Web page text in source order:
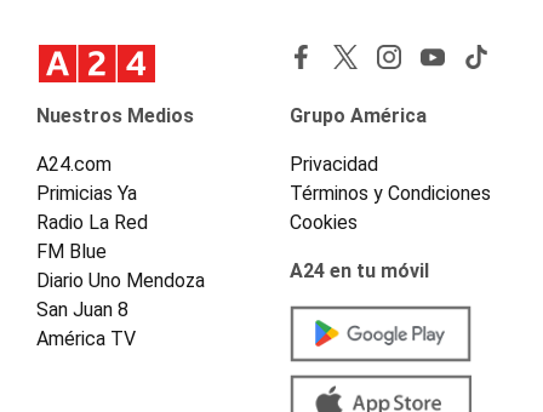
Nuestros Medios
A24.com
Primicias Ya
Radio La Red
FM Blue
Diario Uno Mendoza
San Juan 8
América TV
Grupo América
Privacidad
Términos y Condiciones
Cookies
A24 en tu móvil